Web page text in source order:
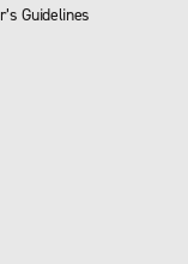
Guidelines